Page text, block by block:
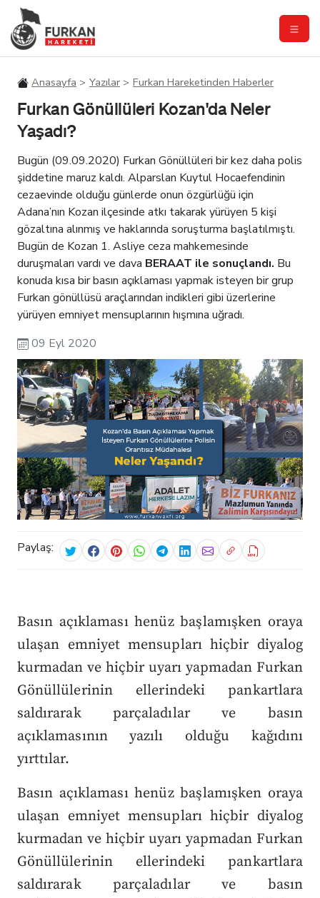
Anasayfa Yazılar Furkan Hareketinden Haberler
Furkan Gönüllüleri Kozan'da Neler
Yaşadı?
Bugün (09.09.2020) Furkan Gönüllüleri bir kez daha polis
şiddetine maruz kaldı. Alparslan Kuytul Hocaefendinin
cezaevinde olduğu günlerde onun özgürlüğü için
Adana’nın Kozan ilçesinde atkı takarak yürüyen 5 kişi
gözaltına alınmış ve haklarında soruşturma başlatılmıştı.
Bugün de Kozan 1. Asliye ceza mahkemesinde
duruşmaları vardı ve dava BERAAT ile sonuçlandı. Bu
konuda kısa bir basın açıklaması yapmak isteyen bir grup
Furkan gönüllüsü araçlarından indikleri gibi üzerlerine
yürüyen emniyet mensuplarının hışmına uğradı.
09 Eyl 2020
Paylaş:
Basın açıklaması henüz başlamışken oraya
ulaşan emniyet mensupları hiçbir diyalog
kurmadan ve hiçbir uyarı yapmadan Furkan
Gönüllülerinin ellerindeki pankartlara
saldırarak parçaladılar ve basın
açıklamasının yazılı olduğu kağıdını
yırttılar.
Basın açıklaması henüz başlamışken oraya
ulaşan emniyet mensupları hiçbir diyalog
kurmadan ve hiçbir uyarı yapmadan Furkan
Gönüllülerinin ellerindeki pankartlara
saldırarak parçaladılar ve basın